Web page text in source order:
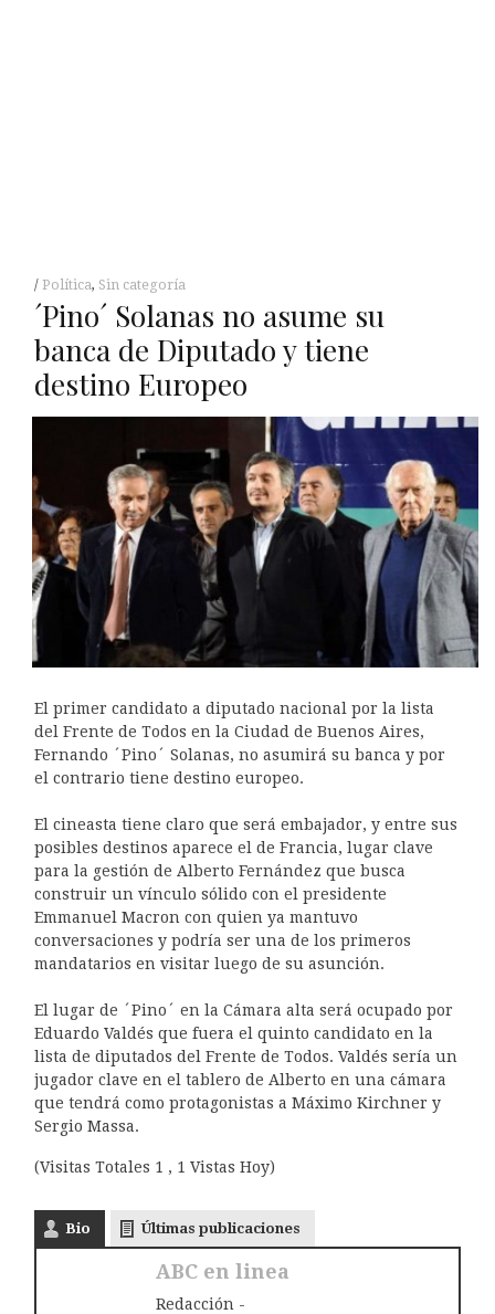
Política, Sin categoría
´Pino´ Solanas no asume su
banca de Diputado y tiene
destino Europeo
El primer candidato a diputado nacional por la lista
del Frente de Todos en la Ciudad de Buenos Aires,
Fernando ´Pino´ Solanas, no asumirá su banca y por
el contrario tiene destino europeo.
El cineasta tiene claro que será embajador, y entre sus
posibles destinos aparece el de Francia, lugar clave
para la gestión de Alberto Fernández que busca
construir un vínculo sólido con el presidente
Emmanuel Macron con quien ya mantuvo
conversaciones y podría ser una de los primeros
mandatarios en visitar luego de su asunción.
El lugar de ´Pino´ en la Cámara alta será ocupado por
Eduardo Valdés que fuera el quinto candidato en la
lista de diputados del Frente de Todos. Valdés sería un
jugador clave en el tablero de Alberto en una cámara
que tendrá como protagonistas a Máximo Kirchner y
Sergio Massa.
(Visitas Totales 1 , 1 Vistas Hoy)
Bio Últimas publicaciones
ABC en linea
Redacción -